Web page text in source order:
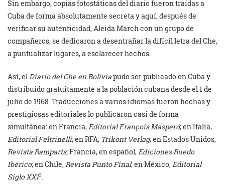
Sin embargo, copias fotostáticas del diario fueron traídas a
Cuba de forma absolutamente secreta y aquí, después de
verificar su autenticidad, Aleida March con un grupo de
compañeros, se dedicaron a desentrañar la difícil letra del Che,
a puntualizar lugares, a esclarecer hechos.
Así, elDiario del Che en Boliviapudo ser publicado en Cuba y
distribuido gratuitamente a la población cubana desde el 1 de
julio de 1968. Traducciones a varios idiomas fueron hechas y
prestigiosas editoriales lo publicaron casi de forma
simultánea: en Francia,Editorial François Masperó; en Italia,
Editorial Feltrinelli; en RFA, Trikont Verlag; en Estados Unidos,
Revista Ramparts; Francia, en español,Ediciones Ruedo
Ibérico; en Chile,Revista Punto Final; en México,Editorial
Siglo XXI3.